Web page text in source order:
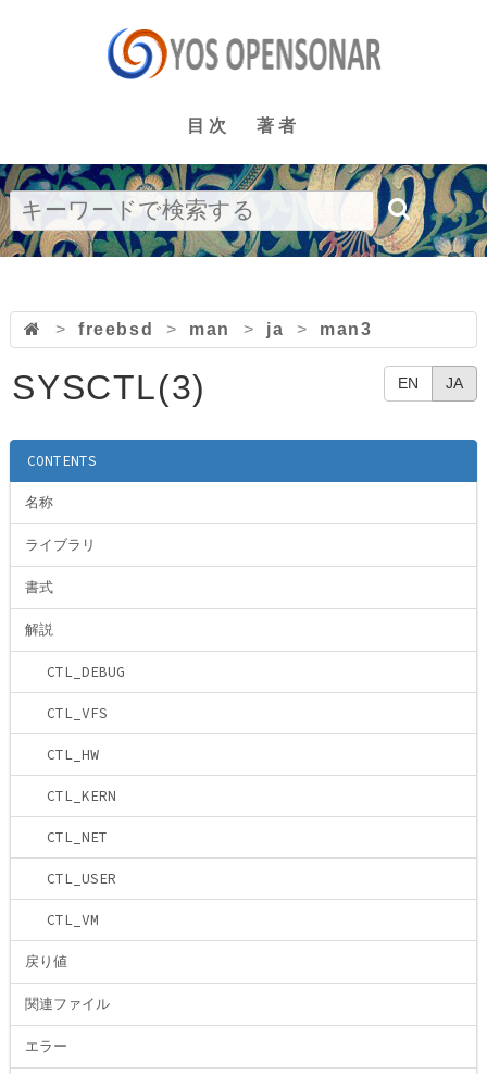
目次 著者
> freebsd > man > ja > man3
EN JA
SYSCTL(3)
CONTENTS
名称
ライブラリ
書式
解説
CTL_DEBUG
CTL_VFS
CTL_HW
CTL_KERN
CTL_NET
CTL_USER
CTL_VM
戻り値
関連ファイル
エラー